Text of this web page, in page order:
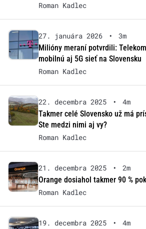
Roman Kadlec
27. januára 2026 •
3m
Milióny meraní potvrdili:
mobilnú aj 5G sieť na Slovensku
Roman Kadlec
22. decembra 2025 •
4m
Takmer celé Slovensko už má
Ste medzi nimi aj vy?
Roman Kadlec
21. decembra 2025 •
2m
Orange dosiahol takmer 90 %
Roman Kadlec
19. decembra 2025 •
4m